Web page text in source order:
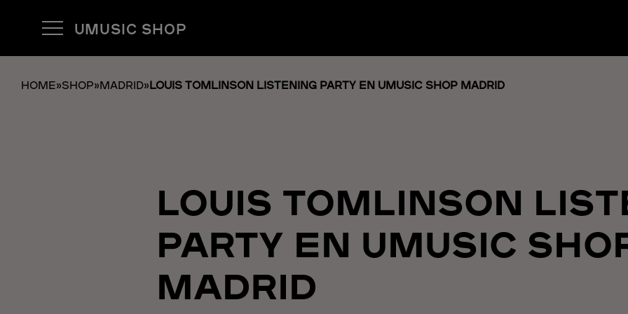
UMUSIC SHOP
HOME»SHOP»MADRID»LOUIS TOMLINSON LISTENING PARTY EN UMUSIC SHOP MADRID
LOUIS TOMLINSON
PARTY EN UMUSIC
MADRID